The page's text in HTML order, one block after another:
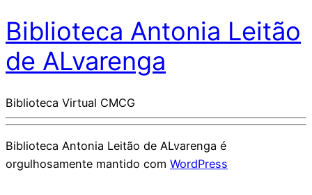
Biblioteca Antonia Leitão
de ALvarenga
Biblioteca Virtual CMCG
Biblioteca Antonia Leitão de ALvarenga é
orgulhosamente mantido com WordPress